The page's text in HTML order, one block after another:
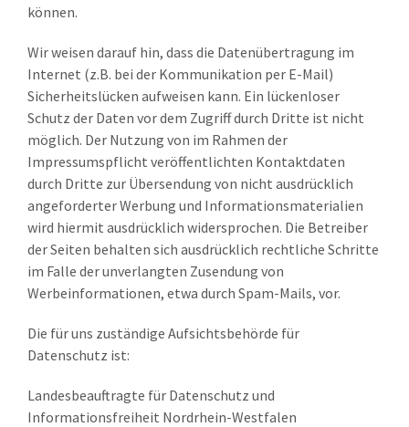
können.
Wir weisen darauf hin, dass die Datenübertragung im
Internet (z.B. bei der Kommunikation per E-Mail)
Sicherheitslücken aufweisen kann. Ein lückenloser
Schutz der Daten vor dem Zugriff durch Dritte ist nicht
möglich. Der Nutzung von im Rahmen der
Impressumspflicht veröffentlichten Kontaktdaten
durch Dritte zur Übersendung von nicht ausdrücklich
angeforderter Werbung und Informationsmaterialien
wird hiermit ausdrücklich widersprochen. Die Betreiber
der Seiten behalten sich ausdrücklich rechtliche Schritte
im Falle der unverlangten Zusendung von
Werbeinformationen, etwa durch Spam-Mails, vor.
Die für uns zuständige Aufsichtsbehörde für
Datenschutz ist:
Landesbeauftragte für Datenschutz und
Informationsfreiheit Nordrhein-Westfalen